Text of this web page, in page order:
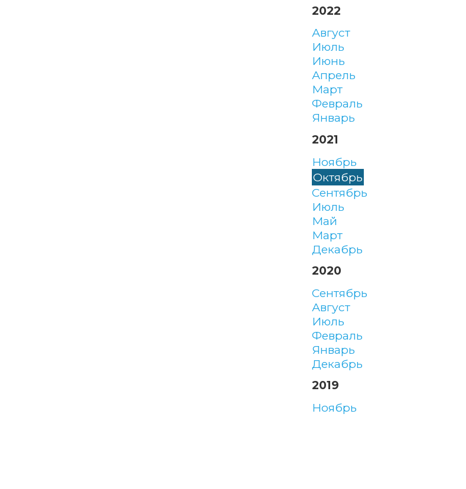
2022
август
июль
июнь
апрель
март
февраль
январь
2021
ноябрь
октябрь
сентябрь
июль
май
март
декабрь
2020
сентябрь
август
июль
февраль
январь
декабрь
2019
ноябрь